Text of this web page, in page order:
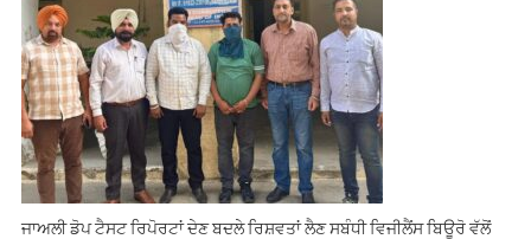
ਜਾਅਲੀ ਡੋਪ ਟੈਸਟ ਰਿਪੋਰਟਾਂ ਦੇਣ ਬਦਲੇ ਰਿਸ਼ਵਤਾਂ ਲੈਣ ਸਬੰਧੀ ਵਿਜੀਲੈਂਸ ਬਿਊਰੋ ਵੱਲੋਂ